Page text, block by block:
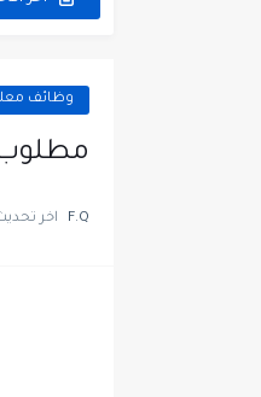
وظائف
F.Q اخر